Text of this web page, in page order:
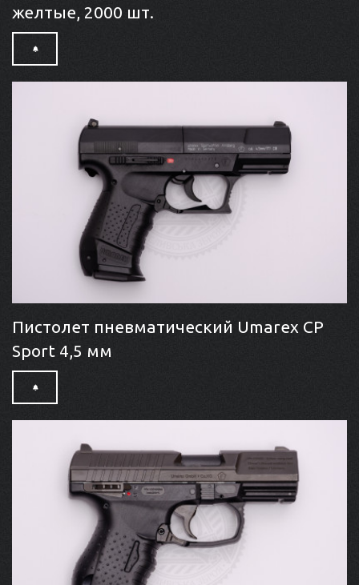
желтые, 2000 шт.
Пистолет пневматический Umarex CP
Sport 4,5 мм